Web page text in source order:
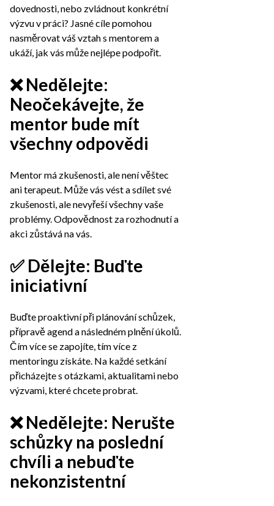
dovednosti, nebo zvládnout konkrétní
výzvu v práci? Jasné cíle pomohou
nasměrovat váš vztah s mentorem a
ukáží, jak vás může nejlépe podpořit.
❌ Nedělejte:
Neočekávejte, že
mentor bude mít
všechny odpovědi
Mentor má zkušenosti, ale není věštec
ani terapeut. Může vás vést a sdílet své
zkušenosti, ale nevyřeší všechny vaše
problémy. Odpovědnost za rozhodnutí a
akci zůstává na vás.
✅ Dělejte: Buďte
iniciativní
Buďte proaktivní při plánování schůzek,
přípravě agend a následném plnění úkolů.
Čím více se zapojíte, tím více z
mentoringu získáte. Na každé setkání
přicházejte s otázkami, aktualitami nebo
výzvami, které chcete probrat.
❌ Nedělejte: Nerušte
schůzky na poslední
chvíli a nebuďte
nekonzistentní